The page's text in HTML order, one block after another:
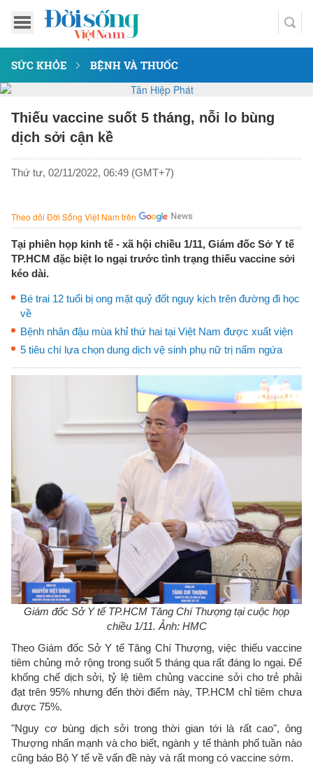
SỨC KHỎE BỆNH VÀ THUỐC
Thiếu vaccine suốt 5 tháng, nỗi lo bùng
dịch sởi cận kề
Thứ tư, 02/11/2022, 06:49 (GMT+7)
Theo dõi Đời Sống Việt Nam trên
Tại phiên họp kinh tế - xã hội chiều 1/11, Giám đốc Sở Y tế
TP.HCM đặc biệt lo ngại trước tình trạng thiếu vaccine sởi
kéo dài.
Bé trai 12 tuổi bị ong mặt quỷ đốt nguy kịch trên đường đi học
về
Bệnh nhân đậu mùa khỉ thứ hai tại Việt Nam được xuất viện
5 tiêu chí lựa chọn dung dịch vệ sinh phụ nữ trị nấm ngứa
Giám đốc Sở Y tế TP.HCM Tăng Chí Thượng tại cuộc họp
chiều 1/11. Ảnh: HMC
Theo Giám đốc Sở Y tế Tăng Chí Thượng, việc thiếu vaccine
tiêm chủng mở rộng trong suốt 5 tháng qua rất đáng lo ngại. Để
khống chế dịch sởi, tỷ lệ tiêm chủng vaccine sởi cho trẻ phải
đạt trên 95% nhưng đến thời điểm này, TP.HCM chỉ tiêm chưa
được 75%.
"Nguy cơ bùng dịch sởi trong thời gian tới là rất cao", ông
Thượng nhấn mạnh và cho biết, ngành y tế thành phố tuần nào
cũng báo Bộ Y tế về vấn đề này và rất mong có vaccine sớm.